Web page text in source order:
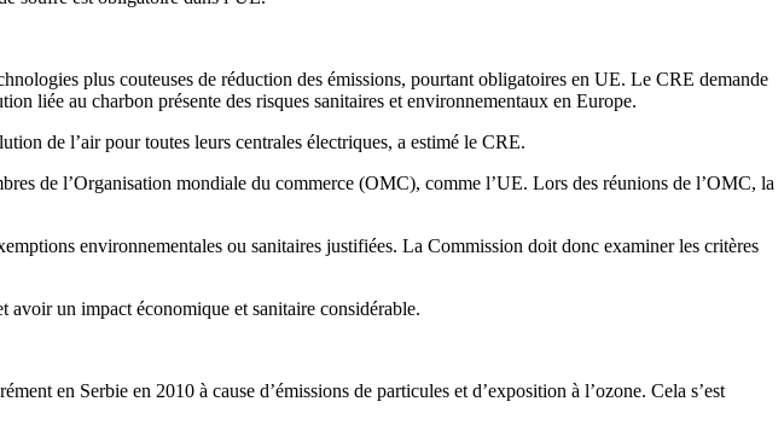
plus couteuses de réduction des émissions, pourtant obligatoires en UE. Le CRE demande
liée au charbon présente des risques sanitaires et environnementaux en Europe.
de l’air pour toutes leurs centrales électriques, a estimé le CRE.
de l’Organisation mondiale du commerce (OMC), comme l’UE. Lors des réunions de l’OMC, la
environnementales ou sanitaires justifiées. La Commission doit donc examiner les critères
avoir un impact économique et sanitaire considérable.
en Serbie en 2010 à cause d’émissions de particules et d’exposition à l’ozone. Cela s’est